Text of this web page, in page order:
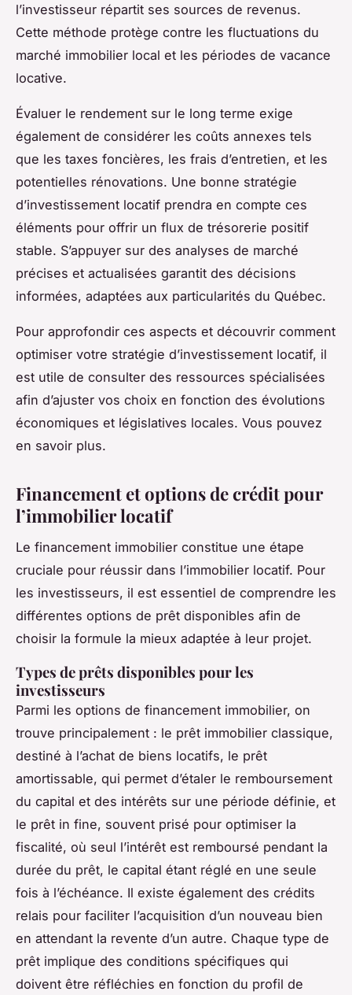
l’investisseur répartit ses sources de revenus.
Cette méthode protège contre les fluctuations du
marché immobilier local et les périodes de vacance
locative.
Évaluer le rendement sur le long terme exige
également de considérer les coûts annexes tels
que les taxes foncières, les frais d’entretien, et les
potentielles rénovations. Une bonne stratégie
d’investissement locatif prendra en compte ces
éléments pour offrir un flux de trésorerie positif
stable. S’appuyer sur des analyses de marché
précises et actualisées garantit des décisions
informées, adaptées aux particularités du Québec.
Pour approfondir ces aspects et découvrir comment
optimiser votre stratégie d’investissement locatif, il
est utile de consulter des ressources spécialisées
afin d’ajuster vos choix en fonction des évolutions
économiques et législatives locales. Vous pouvez
en savoir plus.
Financement et options de crédit pour
l’immobilier locatif
Le financement immobilier constitue une étape
cruciale pour réussir dans l’immobilier locatif. Pour
les investisseurs, il est essentiel de comprendre les
différentes options de prêt disponibles afin de
choisir la formule la mieux adaptée à leur projet.
Types de prêts disponibles pour les
investisseurs
Parmi les options de financement immobilier, on
trouve principalement : le prêt immobilier classique,
destiné à l’achat de biens locatifs, le prêt
amortissable, qui permet d’étaler le remboursement
du capital et des intérêts sur une période définie, et
le prêt in fine, souvent prisé pour optimiser la
fiscalité, où seul l’intérêt est remboursé pendant la
durée du prêt, le capital étant réglé en une seule
fois à l’échéance. Il existe également des crédits
relais pour faciliter l’acquisition d’un nouveau bien
en attendant la revente d’un autre. Chaque type de
prêt implique des conditions spécifiques qui
doivent être réfléchies en fonction du profil de